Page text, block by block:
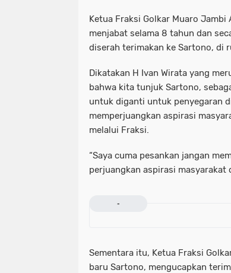
Ketua Fraksi Golkar Muaro
menjabat selama 8 tahun dan
diserah terimakan ke Sartono, di
Dikatakan H Ivan Wirata yang
bahwa kita tunjuk Sartono,
untuk diganti untuk penyegaran
memperjuangkan aspirasi
melalui Fraksi.
“Saya cuma pesankan jangan
perjuangkan aspirasi masyarakat
-
Sementara itu, Ketua Fraksi
baru Sartono, mengucapkan